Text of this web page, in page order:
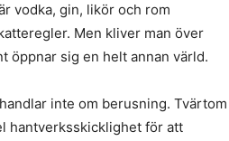
vodka, gin, likör och rom
Men kliver man över
öppnar sig en helt annan värld.
inte om berusning. Tvärtom
hantverksskicklighet för att